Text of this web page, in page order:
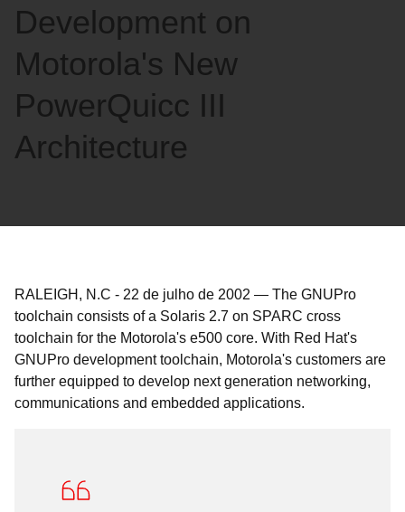
Development on
Motorola's New
PowerQuicc III
Architecture
RALEIGH, N.C - 22 de julho de 2002 — The GNUPro
toolchain consists of a Solaris 2.7 on SPARC cross
toolchain for the Motorola's e500 core. With Red Hat's
GNUPro development toolchain, Motorola's customers are
further equipped to develop next generation networking,
communications and embedded applications.